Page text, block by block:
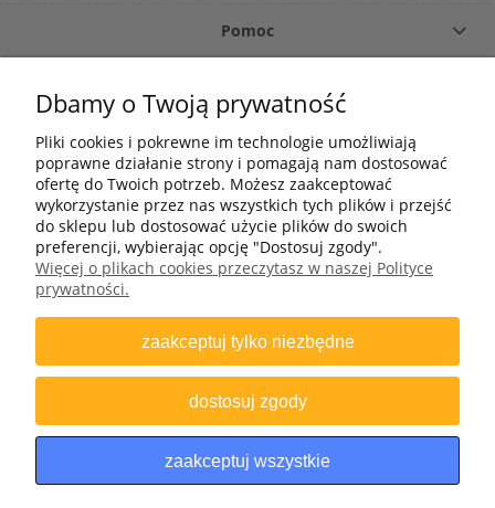
Pomoc
O firmie
Moje konto
+48 502 695 633
Bomap Spółka z o.o., ul. Bartosza Głowackiego 25-27, 45-110 Opole
NIP: 7542660854 | REGON: 531652651 | KRS: 0000196628 | BDO: 000008258
| ZSVR (“LUCID”): DE4703792412781
Dbamy o Twoją prywatność
Pliki cookies i pokrewne im technologie umożliwiają
poprawne działanie strony i pomagają nam dostosować
ofertę do Twoich potrzeb. Możesz zaakceptować
wykorzystanie przez nas wszystkich tych plików i przejść
do sklepu lub dostosować użycie plików do swoich
preferencji, wybierając opcję "Dostosuj zgody".
Więcej o plikach cookies przeczytasz w naszej Polityce
prywatności.
zaakceptuj tylko niezbędne
dostosuj zgody
zaakceptuj wszystkie